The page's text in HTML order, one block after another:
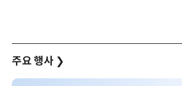
주요 행사 ❯